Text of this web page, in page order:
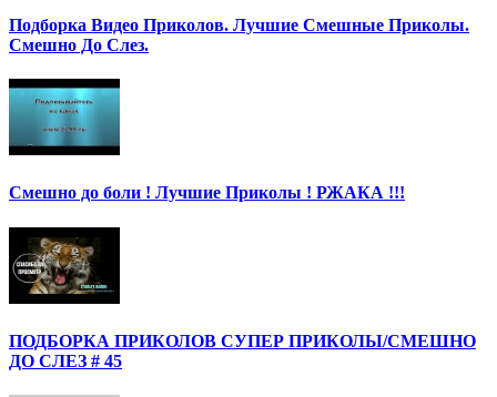
Подборка Видео Приколов. Лучшие Смешные Приколы.
Смешно До Слез.
Смешно до боли ! Лучшие Приколы ! РЖАКА !!!
ПОДБОРКА ПРИКОЛОВ СУПЕР ПРИКОЛЫ/СМЕШНО
ДО СЛЕЗ # 45